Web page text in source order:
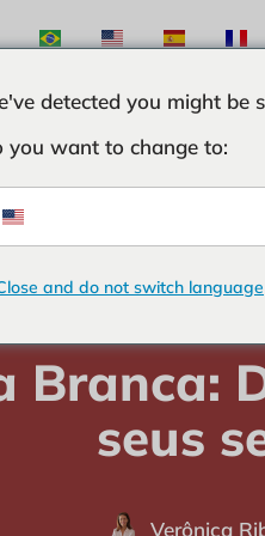
-INGREDIENTES-Cebola
Branca:
seus
Verônica
detected you might be
you want to change to:
and do not switch language